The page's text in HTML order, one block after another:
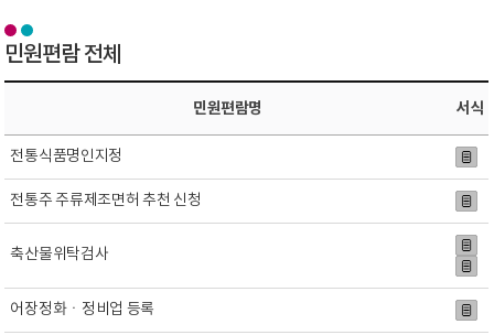
민원편람 전체
민원편람명 서식
전통식품명인지정
전통주 주류제조면허 추천 신청
축산물위탁검사
어장정화ㆍ정비업 등록